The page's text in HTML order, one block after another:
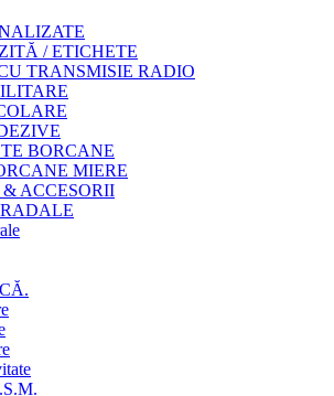
/ ETICHETE
TRANSMISIE RADIO
BORCANE
MIERE
ACCESORII